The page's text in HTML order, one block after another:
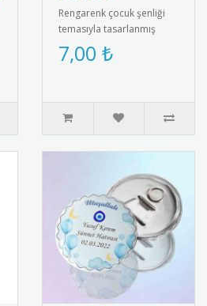
Rengarenk çocuk şenliği
temasıyla tasarlanmış
karne kılıfı. Dayanıklı ve
kaliteli malzemeden
7,00 ₺